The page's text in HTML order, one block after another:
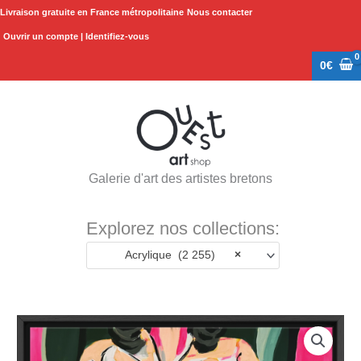
Aller
Livraison gratuite en France métropolitaine Nous contacter
Ouvrir un compte | Identifiez-vous
0€
Galerie d'art des artistes bretons
Explorez nos collections:
×
Acrylique (2 255)
quantité